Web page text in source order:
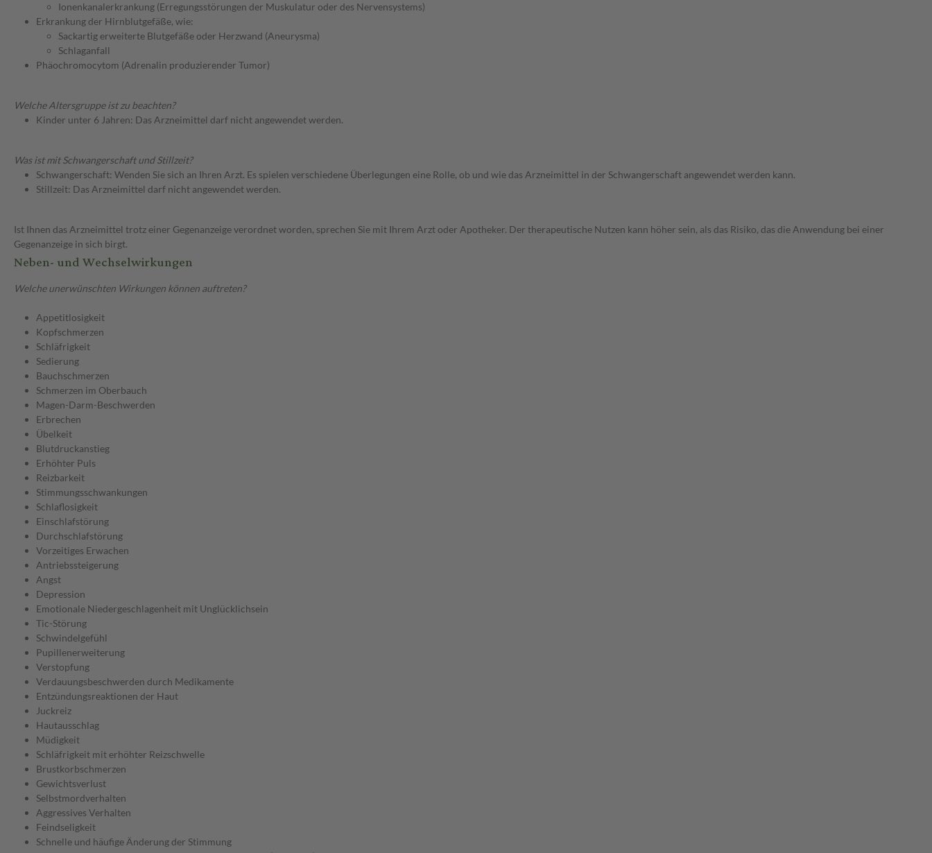
Ionenkanalerkrankung (Erregungsstörungen der Muskulatur oder des Nervensystems)
Erkrankung der Hirnblutgefäße, wie:
Sackartig erweiterte Blutgefäße oder Herzwand (Aneurysma)
Schlaganfall
Phäochromocytom (Adrenalin produzierender Tumor)
Welche Altersgruppe ist zu beachten?
Kinder unter 6 Jahren: Das Arzneimittel darf nicht angewendet werden.
Was ist mit Schwangerschaft und Stillzeit?
Schwangerschaft: Wenden Sie sich an Ihren Arzt. Es spielen verschiedene Überlegungen eine Rolle, ob und wie das Arzneimittel in der Schwangerschaft angewendet werden kann.
Stillzeit: Das Arzneimittel darf nicht angewendet werden.
Ist Ihnen das Arzneimittel trotz einer Gegenanzeige verordnet worden, sprechen Sie mit Ihrem Arzt oder Apotheker. Der therapeutische Nutzen kann höher sein, als das Risiko, das die Anwendung bei einer
Gegenanzeige in sich birgt.
Neben- und Wechselwirkungen
Welche unerwünschten Wirkungen können auftreten?
Appetitlosigkeit
Kopfschmerzen
Schläfrigkeit
Sedierung
Bauchschmerzen
Schmerzen im Oberbauch
Magen-Darm-Beschwerden
Erbrechen
Übelkeit
Blutdruckanstieg
Erhöhter Puls
Reizbarkeit
Stimmungsschwankungen
Schlaflosigkeit
Einschlafstörung
Durchschlafstörung
Vorzeitiges Erwachen
Antriebssteigerung
Angst
Depression
Emotionale Niedergeschlagenheit mit Unglücklichsein
Tic-Störung
Schwindelgefühl
Pupillenerweiterung
Verstopfung
Verdauungsbeschwerden durch Medikamente
Entzündungsreaktionen der Haut
Juckreiz
Hautausschlag
Müdigkeit
Schläfrigkeit mit erhöhter Reizschwelle
Brustkorbschmerzen
Gewichtsverlust
Selbstmordverhalten
Aggressives Verhalten
Feindseligkeit
Schnelle und häufige Änderung der Stimmung